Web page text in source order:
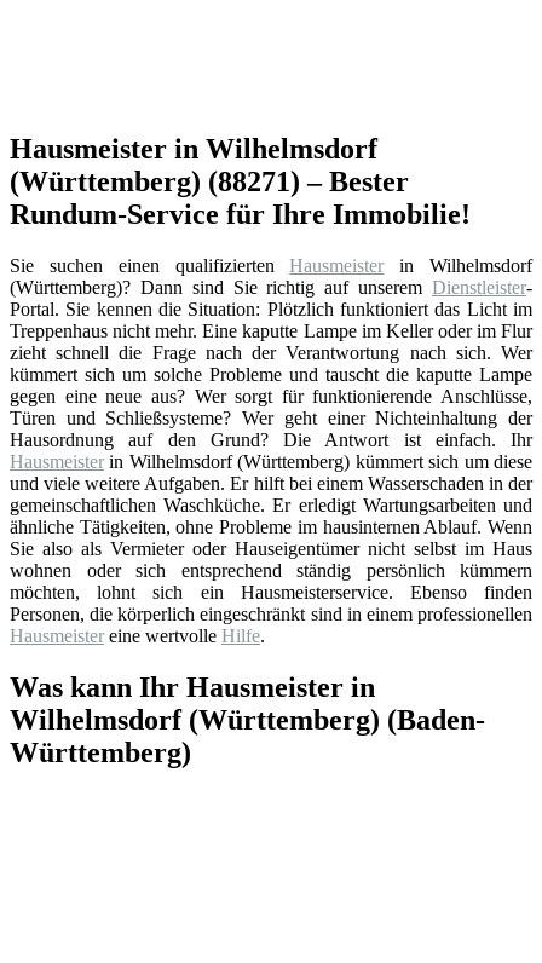
Hausmeister in Wilhelmsdorf
(Württemberg) (88271) – Bester
Rundum-Service für Ihre Immobilie!
Sie suchen einen qualifiziertenHausmeister in Wilhelmsdorf
(Württemberg)? Dann sind Sie richtig auf unserem Dienstleister-
Portal. Sie kennen die Situation: Plötzlich funktioniert das Licht im
Treppenhaus nicht mehr. Eine kaputte Lampe im Keller oder im Flur
zieht schnell die Frage nach der Verantwortung nach sich. Wer
kümmert sich um solche Probleme und tauscht die kaputte Lampe
gegen eine neue aus? Wer sorgt für funktionierende Anschlüsse,
Türen und Schließsysteme? Wer geht einer Nichteinhaltung der
Hausordnung auf den Grund? Die Antwort ist einfach. Ihr
Hausmeister in Wilhelmsdorf (Württemberg) kümmert sich um diese
und viele weitere Aufgaben. Er hilft bei einem Wasserschaden in der
gemeinschaftlichen Waschküche. Er erledigt Wartungsarbeiten und
ähnliche Tätigkeiten, ohne Probleme im hausinternen Ablauf. Wenn
Sie also als Vermieter oder Hauseigentümer nicht selbst im Haus
wohnen oder sich entsprechend ständig persönlich kümmern
möchten, lohnt sich ein Hausmeisterservice. Ebenso finden
Personen, die körperlich eingeschränkt sind in einem professionellen
Hausmeister eine wertvolle Hilfe.
Was kann Ihr Hausmeister in
Wilhelmsdorf (Württemberg) (Baden-
Württemberg)